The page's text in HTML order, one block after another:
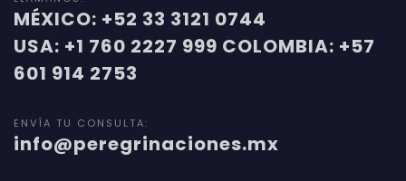
MÉXICO: +52 33 3121 0744
USA: +1 760 2227 999 COLOMBIA: +57
601 914 2753
ENVÍA TU CONSULTA:
info@peregrinaciones.mx